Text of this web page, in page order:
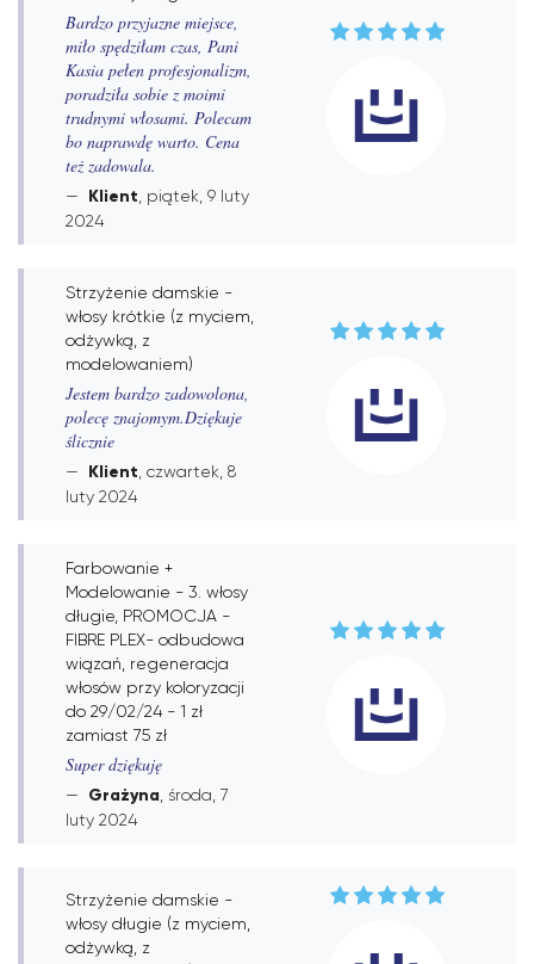
Bardzo przyjazne miejsce,
miło spędziłam czas, Pani
Kasia pełen profesjonalizm,
poradziła sobie z moimi
trudnymi włosami. Polecam
bo naprawdę warto. Cena
też zadowala.
Klient , piątek, 9 luty
2024
Strzyżenie damskie -
włosy krótkie (z myciem,
odżywką, z
modelowaniem)
Jestem bardzo zadowolona,
polecę znajomym.Dziękuje
ślicznie
Klient , czwartek, 8
luty 2024
Farbowanie +
Modelowanie - 3. włosy
długie, PROMOCJA -
FIBRE PLEX- odbudowa
wiązań, regeneracja
włosów przy koloryzacji
do 29/02/24 - 1 zł
zamiast 75 zł
Super dziękuję
Grażyna , środa, 7
luty 2024
Strzyżenie damskie -
włosy długie (z myciem,
odżywką, z